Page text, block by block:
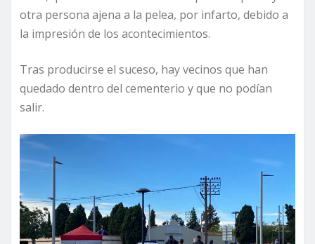
otra persona ajena a la pelea, por infarto, debido a
la impresión de los acontecimientos.
Tras producirse el suceso, hay vecinos que han
quedado dentro del cementerio y que no podían
salir.